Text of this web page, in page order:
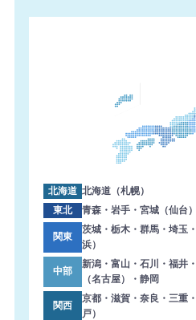
2026年8月6日 14:58
【東京都】コピー機 TOSHIBA
【大阪府】複合機 SHARP 導入
た。ありがとうございます。
2026年8月6日 13:47
【東京都】複合機 RICOH 導入
た。ありがとうございます。
2026年8月6日 13:38
【岐阜県】コピー機 KYOCERA
ました。ありがとうございます。
2026年8月6日 13:04
【兵庫県】複合機 RICOH 導入
た。ありがとうございます。
北海道 北海道（札幌）
東北
青森・岩手・宮城（仙台
関東
茨城・栃木・群馬・埼玉
浜）
中部
新潟・富山・石川・福井
（名古屋）・静岡
関西
京都・滋賀・奈良・三重
戸）